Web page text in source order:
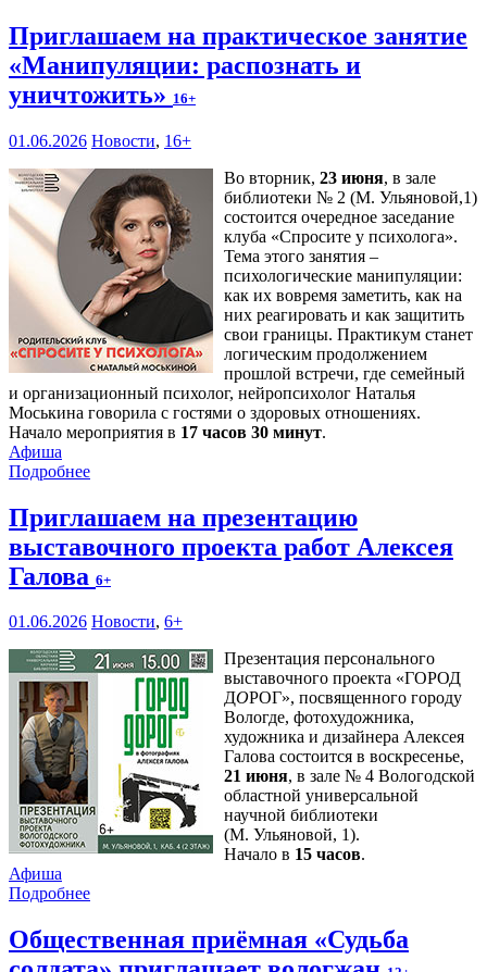
Приглашаем на практическое занятие
«Манипуляции: распознать и
уничтожить» 16+
01.06.2026 Новости, 16+
Во вторник, 23 июня, в зале
библиотеки № 2 (М. Ульяновой,1)
состоится очередное заседание
клуба «Спросите у психолога».
Тема этого занятия –
психологические манипуляции:
как их вовремя заметить, как на
них реагировать и как защитить
свои границы. Практикум станет
логическим продолжением
прошлой встречи, где семейный
и организационный психолог, нейропсихолог Наталья
Моськина говорила с гостями о здоровых отношениях.
Начало мероприятия в 17 часов 30 минут.
Афиша
Подробнее
Приглашаем на презентацию
выставочного проекта работ Алексея
Галова 6+
01.06.2026 Новости, 6+
Презентация персонального
выставочного проекта «ГОРОД
ДОРОГ», посвященного городу
Вологде, фотохудожника,
художника и дизайнера Алексея
Галова состоится в воскресенье,
21 июня, в зале № 4 Вологодской
областной универсальной
научной библиотеки
(М. Ульяновой, 1).
Начало в 15 часов.
Афиша
Подробнее
Общественная приёмная «Судьба